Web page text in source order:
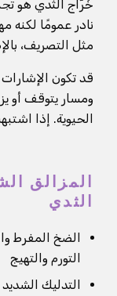
خُرّاج الثدي هو
نادر عمومًا لكنه
مثل التصريف،
قد تكون
ومسار يتوقف أو
الحيوية. إذا
المزالق
الثدي
الضخ المفرط
التورم والتهيج
التدليك